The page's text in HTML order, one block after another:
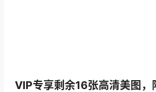
VIP专享剩余16张高清美图，